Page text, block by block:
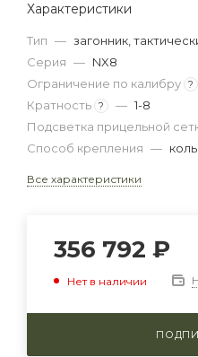
Характеристики
Тип — загонник,
Серия — NX8
Ограничение по калибру ?
Кратность ? — 1-8
Подсветка прицельной
Способ крепления —
Все характеристики
356 792 ₽
Нет в наличии